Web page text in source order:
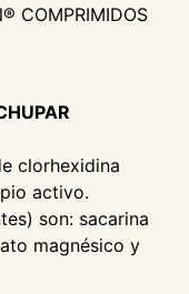
COMPRIMIDOS
clorhexidina
activo.
son: sacarina
magnésico y